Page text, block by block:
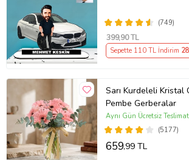
Erkeğe Hediye, Rent
(749)
399,90 TL
Sepette 110 TL İndirim
Sarı Kurdeleli Kristal
Pembe Gerberalar
(5177)
Aynı Gün Ücretsiz Teslimat
659,99 TL